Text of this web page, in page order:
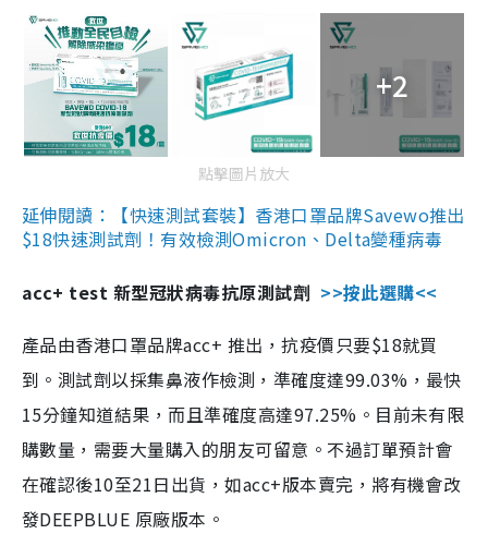
+2
點擊圖片放大
延伸閱讀：【快速測試套裝】香港口罩品牌Savewo推出
$18快速測試劑！有效檢測Omicron、Delta變種病毒
acc+ test 新型冠狀病毒抗原測試劑 >>按此選購<<
產品由香港口罩品牌acc+ 推出，抗疫價只要$18就買
到。測試劑以採集鼻液作檢測，準確度達99.03%，最快
15分鐘知道結果，而且準確度高達97.25%。目前未有限
購數量，需要大量購入的朋友可留意。不過訂單預計會
在確認後10至21日出貨，如acc+版本賣完，將有機會改
發DEEPBLUE 原廠版本。